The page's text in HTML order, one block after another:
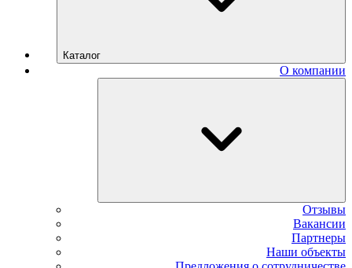
Каталог
О компании
Отзывы
Вакансии
Партнеры
Наши объекты